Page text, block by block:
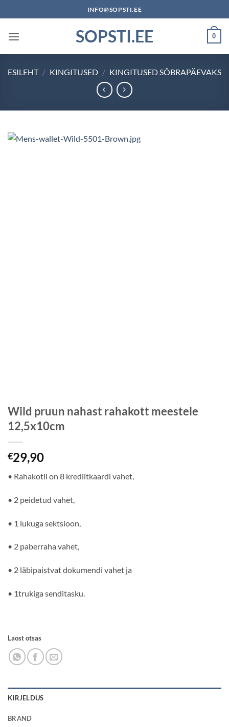
to
content
INFO@SOPSTI.EE
SOPSTI.EE 0
ESILEHT / KINGITUSED / KINGITUSED SÕBRAPÄEVAKS
Wild pruun nahast rahakott meestele
12,5x10cm
€29,90
• Rahakotil on 8 krediitkaardi vahet,
• 2 peidetud vahet,
• 1 lukuga sektsioon,
• 2 paberraha vahet,
• 2 läbipaistvat dokumendi vahet ja
• 1trukiga senditasku.
Laost otsas
KIRJELDUS
BRAND